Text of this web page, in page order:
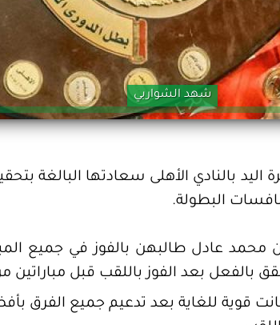
شهد الشواربي
اليد بالنادي الأهلى سعادتها البالغة
البطولة.
محمد عادل طالبهن بالفوز في جميع
بالفعل بعد الفوز باللقب قبل مباراتين
قوية للغاية بعد تدعيم جميع الفرق